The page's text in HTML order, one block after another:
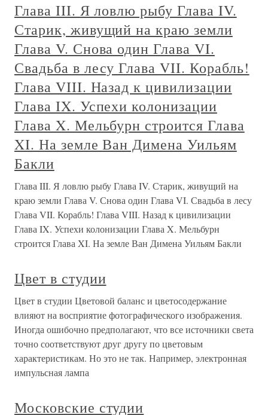
Глава III. Я ловлю рыбу Глава IV.
Старик, живущий на краю земли
Глава V. Снова один Глава VI.
Свадьба в лесу Глава VII. Корабль!
Глава VIII. Назад к цивилизации
Глава IX. Успехи колонизации
Глава X. Мельбурн строится Глава
XI. На земле Ван Димена Уильям
Бакли
Глава III. Я ловлю рыбу Глава IV. Старик, живущий на
краю земли Глава V. Снова один Глава VI. Свадьба в лесу
Глава VII. Корабль! Глава VIII. Назад к цивилизации
Глава IX. Успехи колонизации Глава X. Мельбурн
строится Глава XI. На земле Ван Димена Уильям Бакли
Цвет в студии
Цвет в студии Цветовой баланс и цветосодержание
влияют на восприятие фотографического изображения.
Иногда ошибочно предполагают, что все источники света
точно соответствуют друг другу по цветовым
характеристикам. Но это не так. Например, электронная
импульсная лампа
Московские студии